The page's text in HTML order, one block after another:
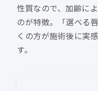
性質なので、加齢に
のが特徴。「選べる
くの方が施術後に実
す。